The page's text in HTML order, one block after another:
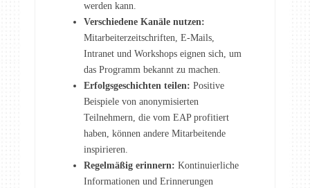
werden kann.
Verschiedene Kanäle nutzen:
Mitarbeiterzeitschriften, E-Mails,
Intranet und Workshops eignen sich, um
das Programm bekannt zu machen.
Erfolgsgeschichten teilen: Positive
Beispiele von anonymisierten
Teilnehmern, die vom EAP profitiert
haben, können andere Mitarbeitende
inspirieren.
Regelmäßig erinnern: Kontinuierliche
Informationen und Erinnerungen